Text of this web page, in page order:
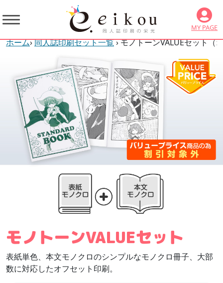
MY PAGE
ホーム›同人誌印刷セット一覧› モノトーンVALUEセット（
モノトーンVALUEセット
表紙単色、本文モノクロのシンプルなモノクロ冊子、大部
数に対応したオフセット印刷。